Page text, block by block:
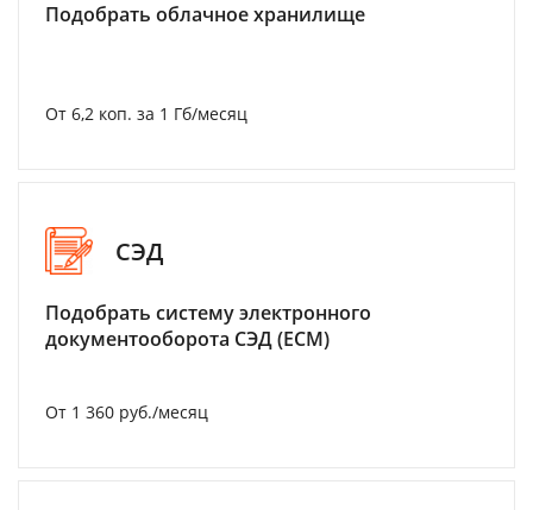
Подобрать облачное хранилище
От 6,2 коп. за 1 Гб/месяц
СЭД
Подобрать систему электронного
документооборота СЭД (ECM)
От 1 360 руб./месяц